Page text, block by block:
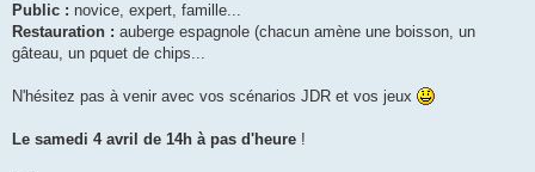
Public : novice, expert, famille...
Restauration : auberge espagnole (chacun amène une boisson, un
gâteau, un pquet de chips...
N'hésitez pas à venir avec vos scénarios JDR et vos jeux
Le samedi 4 avril de 14h à pas d'heure !